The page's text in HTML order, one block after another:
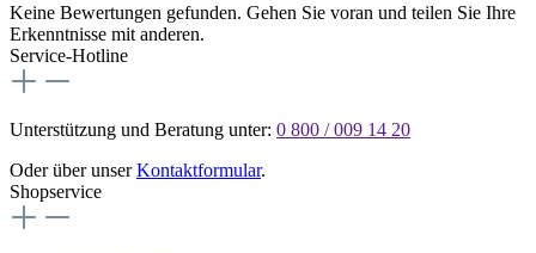
Keine Bewertungen gefunden. Gehen Sie voran und teilen Sie Ihre
Erkenntnisse mit anderen.
Service-Hotline
Unterstützung und Beratung unter: 0 800 / 009 14 20
Oder über unserKontaktformular.
Shopservice